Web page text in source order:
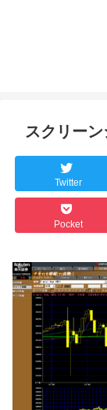
スクリー
Twitter
Pocket